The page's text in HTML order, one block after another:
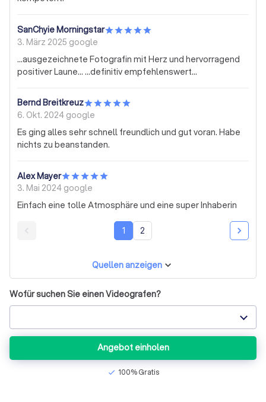
SanChyie Morningstar
3. März 2025 google
...ausgezeichnete Fotografin mit Herz und hervorragend
positiver Laune... ...definitiv empfehlenswert...
Bernd Breitkreuz
6. Okt. 2024 google
Es ging alles sehr schnell freundlich und gut voran. Habe
nichts zu beanstanden.
Alex Mayer
3. Mai 2024 google
Einfach eine tolle Atmosphäre und eine super Inhaberin
1 2
Quellen anzeigen
Wofür suchen Sie einen Videografen?
Angebot einholen
check 100% Gratis